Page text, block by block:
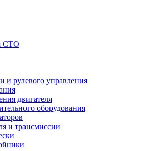
СТО
и рулевого управления
двигателя
оборудования
и трансмиссии